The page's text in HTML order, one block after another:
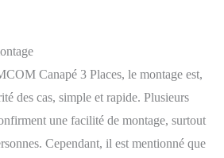
ROBUSTE : canapé de
contreplaqué et
piètement acier avec
patins antidérapants :
Canapé 3 Places, le montage est,
des cas, simple et rapide. Plusieurs
une facilité de montage, surtout
Cependant, il est mentionné que